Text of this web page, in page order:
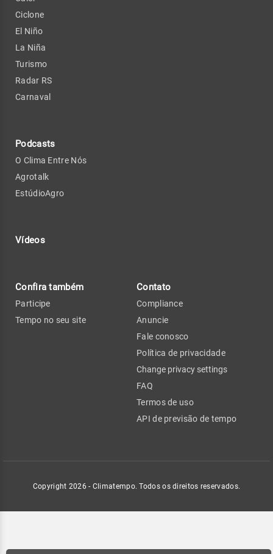
Ciclone
El Niño
La Niña
Turismo
Radar RS
Carnaval
Podcasts
O Clima Entre Nós
Agrotalk
EstúdioAgro
Vídeos
Confira também
Participe
Tempo no seu site
Contato
Compliance
Anuncie
Fale conosco
Política de privacidade
Change privacy settings
FAQ
Termos de uso
API de previsão de tempo
Copyright 2026 - Climatempo. Todos os direitos reservados.